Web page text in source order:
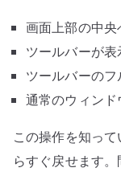
画面上部の中
ツールバーが
ツールバーの
通常のウィン
この操作を知っ
らすぐ戻せます